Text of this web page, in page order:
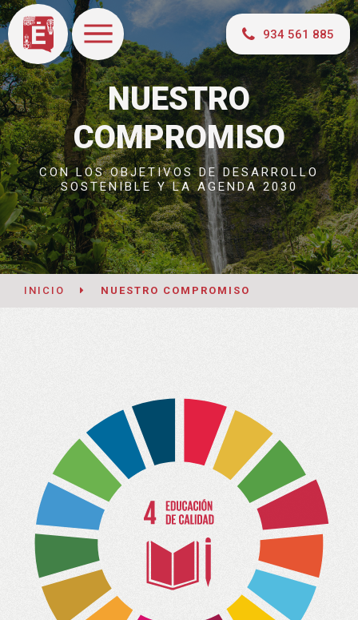
934 561 885
NUESTRO
COMPROMISO
CON LOS OBJETIVOS DE DESARROLLO
SOSTENIBLE Y LA AGENDA 2030
INICIO NUESTRO COMPROMISO